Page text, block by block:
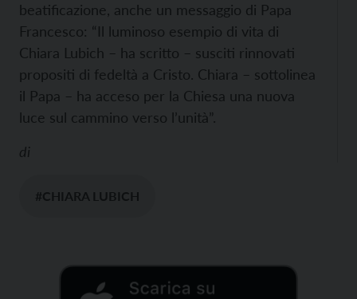
beatificazione, anche un messaggio di Papa
Francesco: “Il luminoso esempio di vita di
Chiara Lubich – ha scritto – susciti rinnovati
propositi di fedeltà a Cristo. Chiara – sottolinea
il Papa – ha acceso per la Chiesa una nuova
luce sul cammino verso l’unità”.
di
#CHIARA LUBICH